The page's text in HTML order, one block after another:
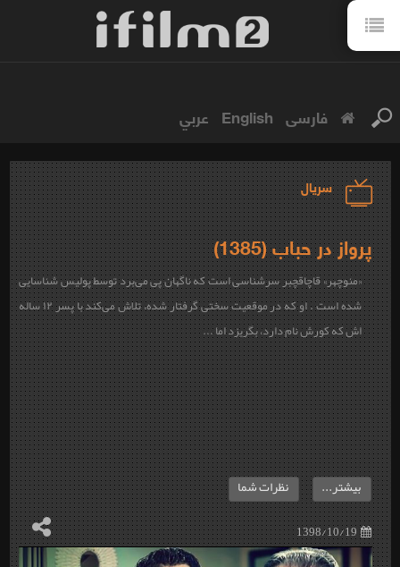
فارسی English عربي
سریال
پرواز در حباب (1385)
«منوچهر» قاچاقچبر سرشناسی است که ناگهان پی می‌برد توسط پولیس شناسایی
شده است . او که در موقعیت سختی گرفتار شده، تلاش می‌کند با پسر ۱۲ ساله
اش که کورش نام دارد، بگریزد اما ...
1398/10/19
بیشتر... نظرات شما